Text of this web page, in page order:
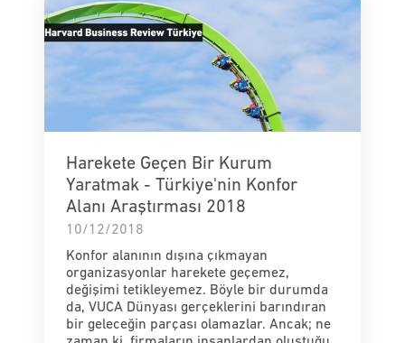
Harekete Geçen Bir Kurum
Yaratmak - Türkiye'nin Konfor
Alanı Araştırması 2018
10/12/2018
Konfor alanının dışına çıkmayan
organizasyonlar harekete geçemez,
değişimi tetikleyemez. Böyle bir durumda
da, VUCA Dünyası gerçeklerini barındıran
bir geleceğin parçası olamazlar. Ancak; ne